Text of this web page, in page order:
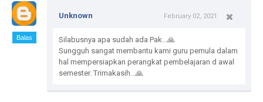
Balas
Unknown February 02, 2021
Silabusnya apa sudah ada Pak...🙏
Sungguh sangat membantu kami guru pemula dalam
hal mempersiapkan perangkat pembelajaran d awal
semester. Trimakasih...🙏